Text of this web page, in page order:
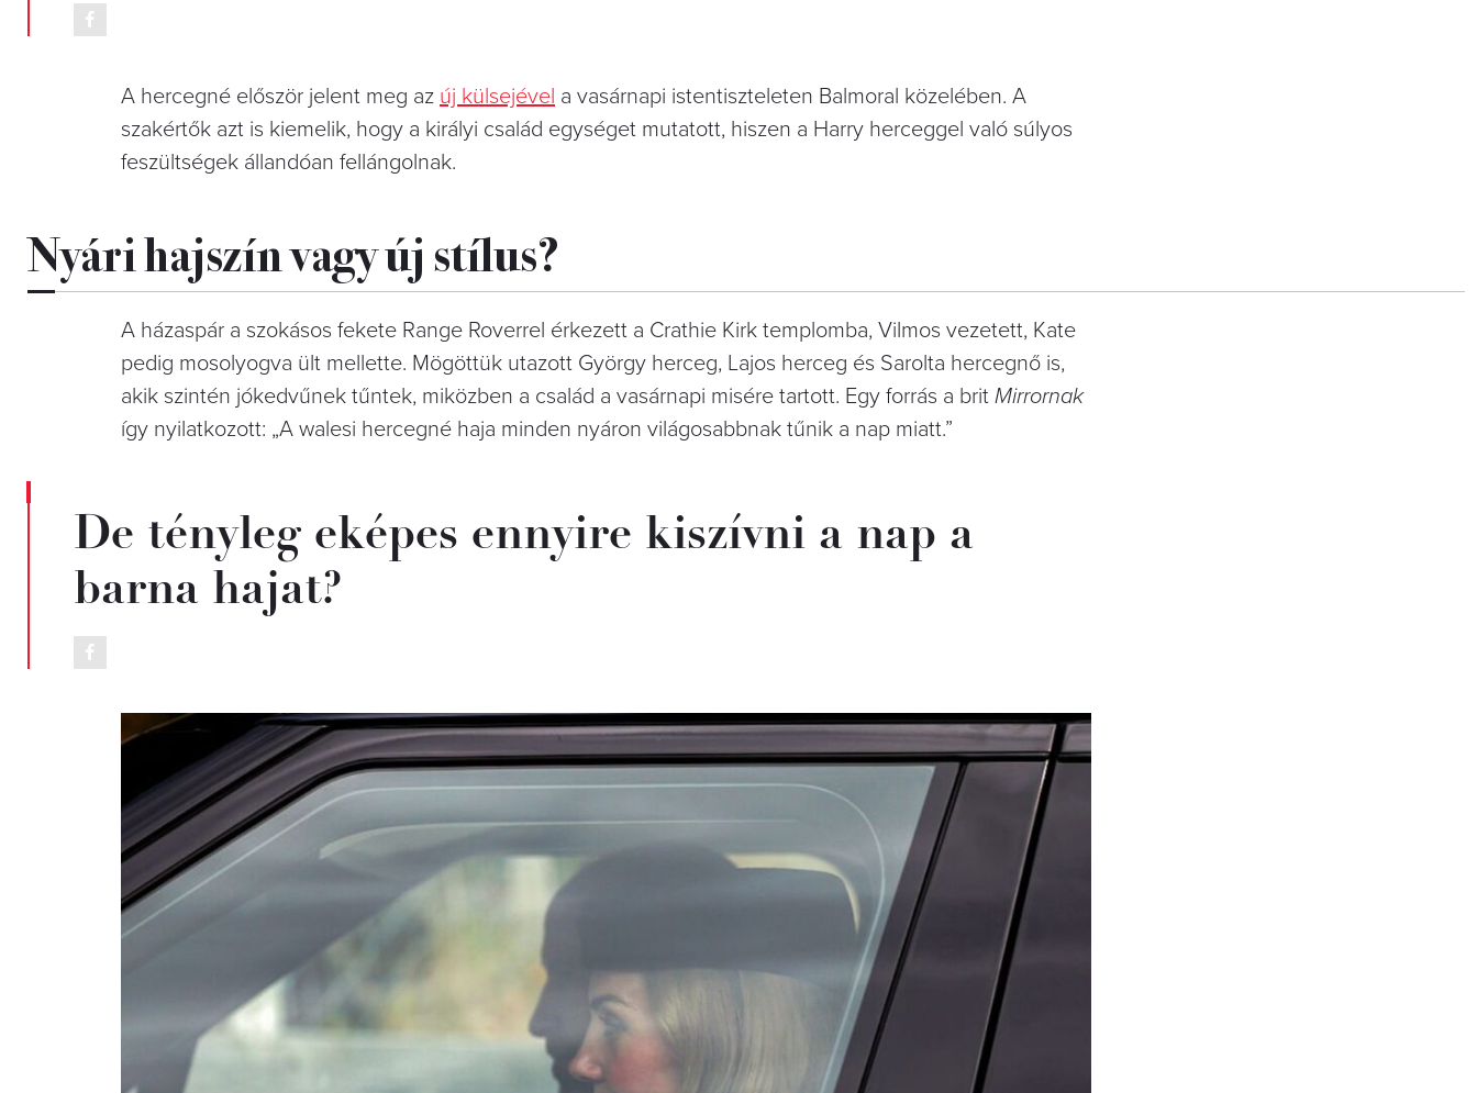
A hercegné először jelent meg az új külsejével a vasárnapi istentiszteleten Balmoral közelében. A
szakértők azt is kiemelik, hogy a királyi család egységet mutatott, hiszen a Harry herceggel való súlyos
feszültségek állandóan fellángolnak.
Nyári hajszín vagy új stílus?
A házaspár a szokásos fekete Range Roverrel érkezett a Crathie Kirk templomba, Vilmos vezetett, Kate
pedig mosolyogva ült mellette. Mögöttük utazott György herceg, Lajos herceg és Sarolta hercegnő is,
akik szintén jókedvűnek tűntek, miközben a család a vasárnapi misére tartott. Egy forrás a brit Mirrornak
így nyilatkozott: „A walesi hercegné haja minden nyáron világosabbnak tűnik a nap miatt.”
De tényleg eképes ennyire kiszívni a nap a
barna hajat?